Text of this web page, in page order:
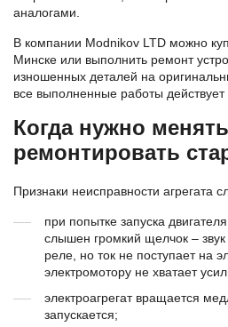
аналогами.
В компании Modnikov LTD можно
Минске или выполнить ремонт
изношенных деталей на
все выполненные работы действует
Когда нужно
ремонтировать
Признаки неисправности агрегата
при попытке запуска
слышен громкий щелчок –
реле, но ток не поступает на
электромотору не хватает
электроагрегат вращается
запускается;